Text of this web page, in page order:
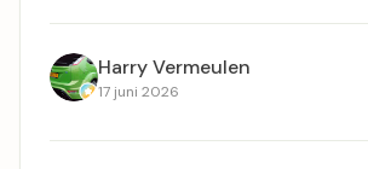
Harry Vermeulen
17 juni 2026